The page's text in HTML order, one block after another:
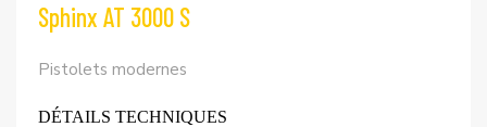
Sphinx AT 3000 S
Pistolets modernes
DÉTAILS TECHNIQUES